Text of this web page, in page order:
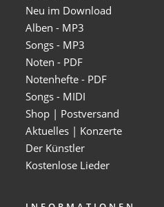
Neu im Download
Alben - MP3
Songs - MP3
Noten - PDF
Notenhefte - PDF
Songs - MIDI
Shop | Postversand
Aktuelles | Konzerte
Der Künstler
Kostenlose Lieder